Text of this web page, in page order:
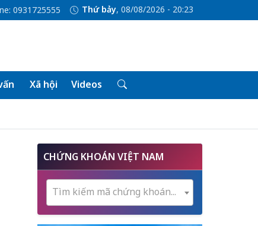
0931725555 Thứ bảy, 08/08/2026 - 20:23
Xã hội Videos
CHỨNG KHOÁN VIỆT NAM
Tìm kiếm mã chứng khoán...